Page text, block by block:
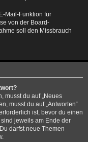
Mail-Funktion für
von der Board-
soll den Missbrauch
musst du auf „Neues
musst du auf „Antworten“
ist, bevor du einen
jeweils am Ende der
darfst neue Themen